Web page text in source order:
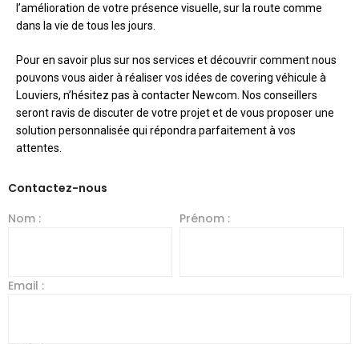
l’amélioration de votre présence visuelle, sur la route comme
dans la vie de tous les jours.
Pour en savoir plus sur nos services et découvrir comment nous
pouvons vous aider à réaliser vos idées de covering véhicule à
Louviers, n’hésitez pas à contacter Newcom. Nos conseillers
seront ravis de discuter de votre projet et de vous proposer une
solution personnalisée qui répondra parfaitement à vos
attentes.
Contactez-nous
Nom :
Prénom :
Email :